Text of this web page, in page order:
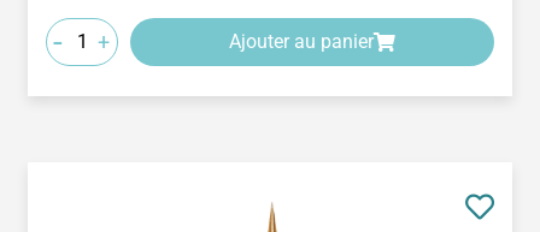
- + Ajouter au panier